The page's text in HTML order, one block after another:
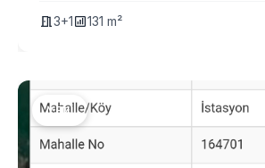
3+1 131 m²
YENI